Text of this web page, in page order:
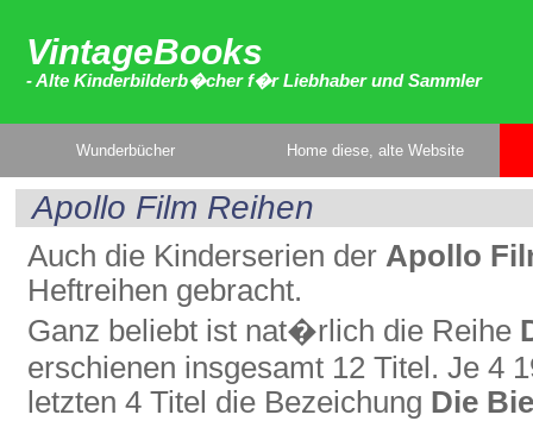
VintageBooks
- Alte Kinderbilderb�cher f�r Liebhaber und Sammler
Wunderbücher Home diese, alte Website
Apollo Film Reihen
Auch die Kinderserien der Apollo
Heftreihen gebracht.
Ganz beliebt ist nat�rlich die Reihe
erschienen insgesamt 12 Titel. Je 4
letzten 4 Titel die Bezeichung Die